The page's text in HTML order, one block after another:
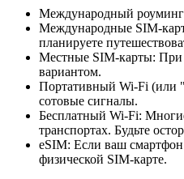
Международный роуминг:
Международные SIM-
планируете
Местные SIM-карты: При
вариантом.
Портативный Wi-Fi (или
сотовые сигналы.
Бесплатный Wi-Fi:
транспортах. Будьте
eSIM: Если ваш
физической SIM-карте.